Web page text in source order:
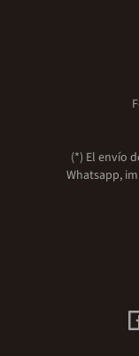
(*) El envío
Whatsapp,